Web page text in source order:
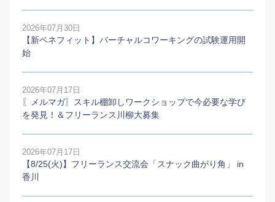
2026年07月30日
【新ベネフィット】バーチャルコワーキングの試験運用開
始
2026年07月17日
〖メルマガ〗スキル棚卸しワークショップで今必要な学び
を発見！＆フリーランス川柳大募集
2026年07月17日
【8/25(火)】フリーランス交流会「スナック曲がり角」 in
香川